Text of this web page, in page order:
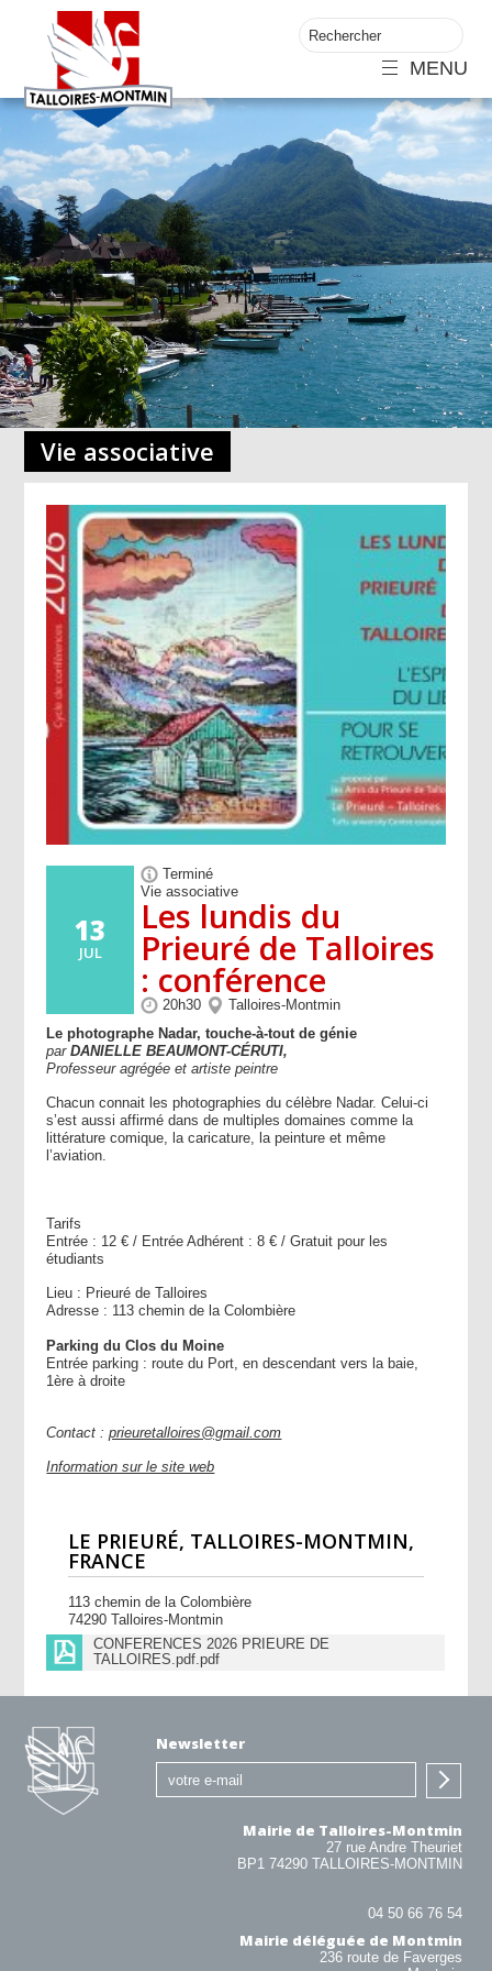
MENU
Vie associative
13
JUL
Terminé
Vie associative
Les lundis du
Prieuré de Talloires
: conférence
20h30
Talloires-Montmin
Le photographe Nadar, touche-à-tout de génie
par DANIELLEBEAUMONT-CÉRUTI,
Professeur agrégée et artiste peintre
Chacun connait les photographies du célèbre Nadar. Celui-ci
s’est aussi affirmé dans de multiples domaines comme la
littérature comique, la caricature, la peinture et même
l’aviation.
Tarifs
Entrée : 12 € / Entrée Adhérent : 8 € / Gratuit pour les
étudiants
Lieu : Prieuré de Talloires
Adresse : 113 chemin de la Colombière
Parking du Clos du Moine
Entrée parking : route du Port, en descendant vers la baie,
1ère à droite
Contact :prieuretalloires@gmail.com
Information sur le site web
LE PRIEURÉ, TALLOIRES-MONTMIN,
FRANCE
113 chemin de la Colombière
74290 Talloires-Montmin
CONFERENCES 2026 PRIEURE DE
TALLOIRES.pdf.pdf
Newsletter
Mairie de Talloires-Montmin
27 rue Andre Theuriet
BP1 74290 TALLOIRES-MONTMIN
04 50 66 76 54
Mairie déléguée de Montmin
236 route de Faverges